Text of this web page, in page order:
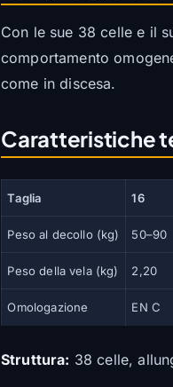
Con le sue 38 celle e il
comportamento
come in discesa.
Caratteristiche
Taglia 16
Peso al decollo (kg) 50–90
Peso della vela (kg) 2,20
Omologazione EN C
Struttura: 38 celle,